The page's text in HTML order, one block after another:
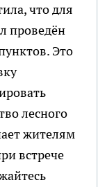
что для
проведён
Это
лесного
жителям
встрече